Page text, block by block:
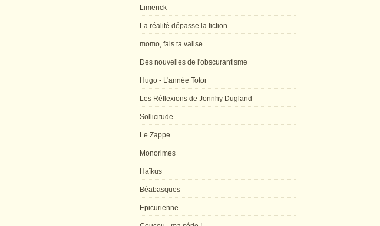
Limerick
La réalité dépasse la fiction
momo, fais ta valise
Des nouvelles de l'obscurantisme
Hugo - L'année Totor
Les Réflexions de Jonnhy Dugland
Sollicitude
Le Zappe
Monorimes
Haïkus
Béabasques
Epicurienne